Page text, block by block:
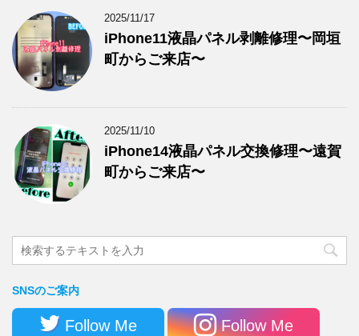
2025/11/17
iPhone11液晶パネル剥離修理〜岡垣
町からご来店〜
2025/11/10
iPhone14液晶パネル交換修理〜遠賀
町からご来店〜
SNSのご案内
Follow Me Follow Me